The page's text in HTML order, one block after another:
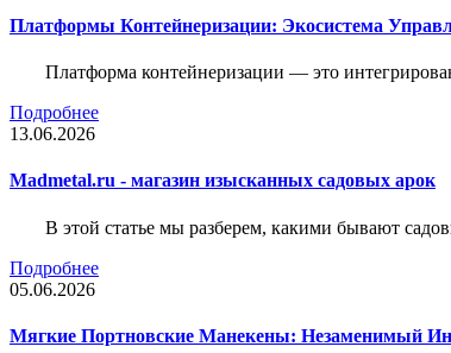
Платформы Контейнеризации: Экосистема
Платформа контейнеризации — это
Подробнее
13.06.2026
Madmetal.ru - магазин изысканных садовых арок
В этой статье мы разберем, какими бывают
Подробнее
05.06.2026
Мягкие Портновские Манекены: Незаменимый